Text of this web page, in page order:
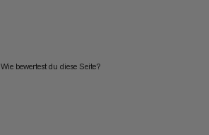
Wie bewertest du diese Seite?